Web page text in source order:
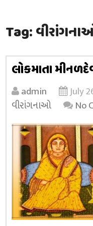
Tag:
લોકમાતા
admin July
વીરાંગનાઓ
No